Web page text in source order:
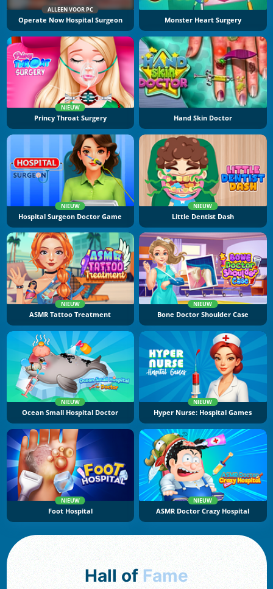
ALLEEN VOOR PC
Operate Now Hospital Surgeon Monster Heart Surgery
NIEUW
Princy Throat Surgery Hand Skin Doctor
NIEUW
Hospital Surgeon Doctor Game
NIEUW
Little Dentist Dash
NIEUW
ASMR Tattoo Treatment
NIEUW
Bone Doctor Shoulder Case
NIEUW
Ocean Small Hospital Doctor
NIEUW
Hyper Nurse: Hospital Games
NIEUW
Foot Hospital
NIEUW
ASMR Doctor Crazy Hospital
Hall of Fame